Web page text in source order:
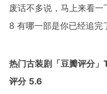
废话不多说，马上来看
8 有哪一部是你已经追完
热门古装剧「豆瓣评分
评分 5.6